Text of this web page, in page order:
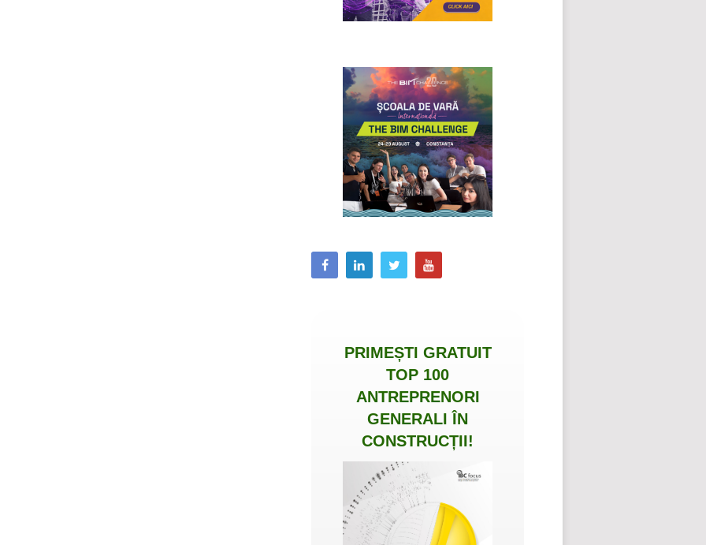
PRIMEȘTI GRATUIT
TOP 100
ANTREPRENORI
GENERALI ÎN
CONSTRUCȚII!